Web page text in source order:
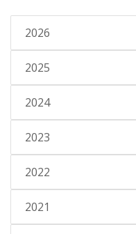
2026
2025
2024
2023
2022
2021